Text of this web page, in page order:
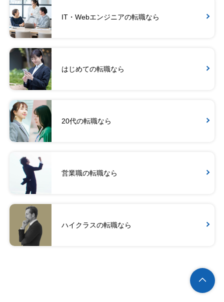
IT・Webエンジニアの転職なら
はじめての転職なら
20代の転職なら
営業職の転職なら
ハイクラスの転職なら